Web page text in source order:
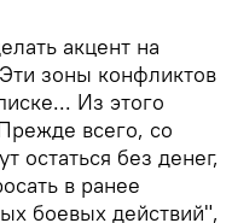
акцент на
зоны конфликтов
Из этого
всего, со
остаться без денег,
в ранее
боевых действий",